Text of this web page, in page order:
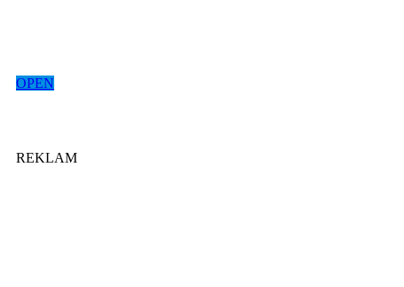
OPEN
REKLAM